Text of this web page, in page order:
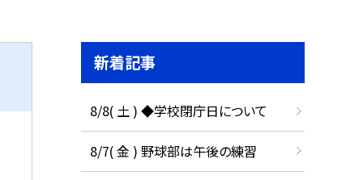
新着記事
8/8( 土 ) ◆学校閉庁日について
8/7( 金 ) 野球部は午後の練習